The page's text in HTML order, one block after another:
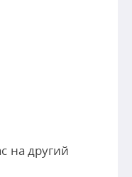
на другий